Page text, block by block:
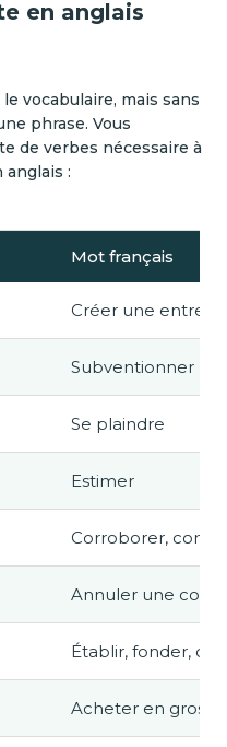
en anglais
vocabulaire, mais sans
phrase. Vous
de verbes nécessaire à
:
Mot français
Créer une
Subventionner
Se plaindre
Estimer
Corroborer,
Annuler une
Établir, fonder,
Acheter en gros